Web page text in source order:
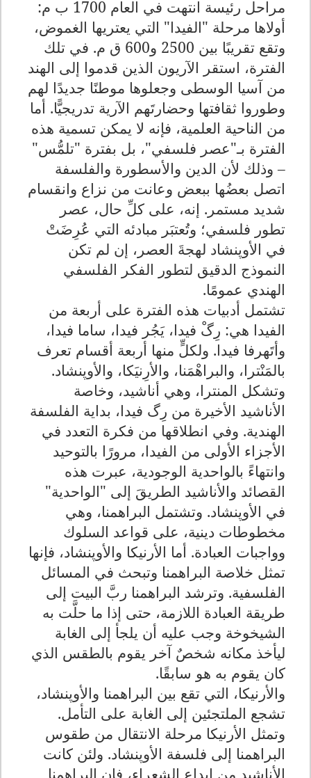
مراحل رئيسة انتهت في العام 1700 ب م:
أولاها مرحلة "الفيدا" التي يعتريها الغموض،
وتقع تقريبًا بين 2500 و600 ق م. في تلك
الفترة، استقر الآريون الذين قدموا إلى الهند
من آسيا الوسطى وجعلوها موطنًا جديدًا لهم
وطوروا ثقافتها وحضارتَهم الآرية تدريجيًّا. أما
من الناحية العلمية، فإنه لا يمكن تسمية هذه
الفترة بـ"عصر فلسفي"، بل بفترة "تلمُّس"
– وذلك لأن الدين والأسطورة والفلسفة
اتصل بعضُها ببعض وعانت من نزاع وانقسام
شديد مستمر. إنه، على كلِّ حال، عصر
تطور فلسفي؛ وتُعتبَر مبادئه التي عُرِضَتْ
في الأوپنشاد لهجةَ العصر، إن لم تكن
النموذج الدقيق لتطور الفكر الفلسفي
الهندي عمومًا.
تشتمل أدبيات هذه الفترة على أربعة من
الفيدا هي: رِگْ فيدا، يَجُر فيدا، ساما فيدا،
وأتَهرفا فيدا. ولكلٍّ منها أربعة أقسام تعرف
بالمَنْترا، والبراهْمَنا، والأرِنيَكا، والأوپنشاد.
وتشكل المنترا، وهي أناشيد، وخاصة
الأناشيد الأخيرة من رِگ فيدا، بداية الفلسفة
الهندية. وفي انطلاقها من فكرة التعدد في
الأجزاء الأولى من الفيدا، مرورًا بالتوحيد
وانتهاءً بالواحدية الوجودية، عبرت هذه
القصائد والأناشيد الطريقَ إلى "الواحدية"
في الأوپنشاد. وتشتمل البراهمنا، وهي
مخطوطات دينية، على قواعد السلوك
وواجبات العبادة. أما الأرنيكا والأوپنشاد، فإنها
تمثل خلاصة البراهمنا وتبحث في المسائل
الفلسفية. وترشد البراهمنا ربَّ البيت إلى
طريقة العبادة اللازمة، حتى إذا ما حلَّت به
الشيخوخة وجب عليه أن يلجأ إلى الغابة
ليأخذ مكانه شخصٌ آخر يقوم بالطقس الذي
كان يقوم به هو سابقًا.
والأرنيكا، التي تقع بين البراهمنا والأوپنشاد،
تشجع الملتجئين إلى الغابة على التأمل.
وتمثل الأرنيكا مرحلة الانتقال من طقوس
البراهمنا إلى فلسفة الأوپنشاد. ولئن كانت
الأناشيد من إبداع الشعراء، فإن البراهمنا